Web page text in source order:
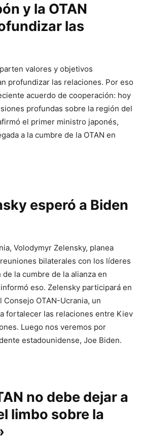
y la OTAN
las
valores y objetivos
profundizar las relaciones. Por eso
acuerdo de cooperación: hoy
profundas sobre la región del
el primer ministro japonés,
a la cumbre de la OTAN en
esperó a Biden
Volodymyr Zelensky, planea
bilaterales con los líderes
de la cumbre de la alianza en
eso. Zelensky participará en
OTAN-Ucrania, un
fortalecer las relaciones entre Kiev
Luego nos veremos por
estadounidense, Joe Biden.
no debe dejar a
limbo sobre la